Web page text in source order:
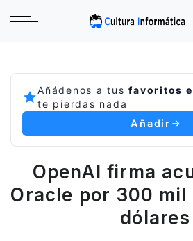
Añádenos a tusfavoritos
te pierdas nada
Añadir
OpenAI firma
Oracle por 300 mil
dólares